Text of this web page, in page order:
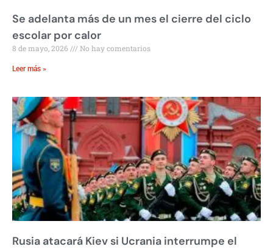
Se adelanta más de un mes el cierre del ciclo
escolar por calor
8 de mayo, 2026 No hay comentarios
Leer más »
Rusia atacará Kiev si Ucrania interrumpe el